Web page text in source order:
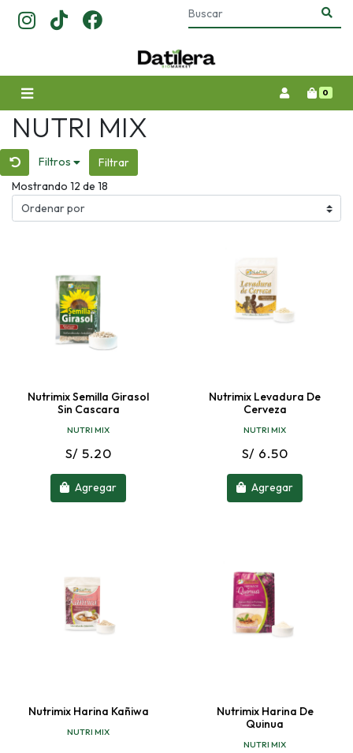
0
NUTRI MIX
Filtros
Filtrar
Mostrando 12 de 18
Nutrimix Semilla Girasol
Sin Cascara
NUTRI MIX
S/ 5.20
Agregar
Nutrimix Levadura De
Cerveza
NUTRI MIX
S/ 6.50
Agregar
Nutrimix Harina Kañiwa
NUTRI MIX
Nutrimix Harina De
Quinua
NUTRI MIX